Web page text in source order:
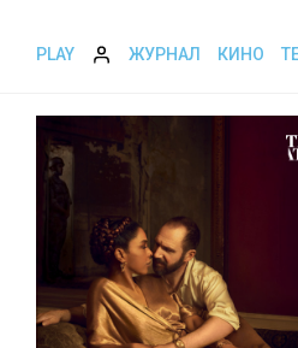
PLAY ЖУРНАЛ КИНО